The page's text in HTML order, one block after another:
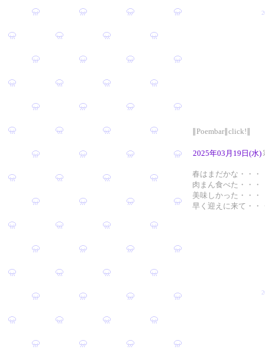
∥Poembar∥click!∥
2025年03月19日(水)
春はまだかな・・・
肉まん食べた・・・
美味しかった・・・
早く迎えに来て・・